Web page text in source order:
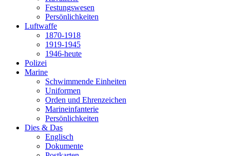
Festungswesen
Persönlichkeiten
Luftwaffe
1870-1918
1919-1945
1946-heute
Polizei
Marine
Schwimmende Einheiten
Uniformen
Orden und Ehrenzeichen
Marineinfanterie
Persönlichkeiten
Dies & Das
Englisch
Dokumente